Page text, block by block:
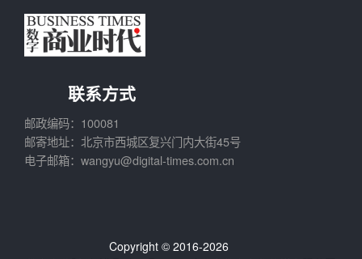
联系方式
邮政编码：100081
邮寄地址：北京市西城区复兴门内大街45号
电子邮箱：wangyu@digital-times.com.cn
Copyright © 2016-2026